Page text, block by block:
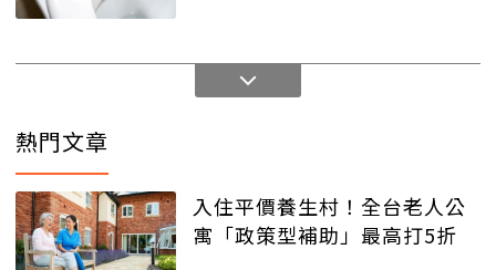
熱門文章
入住平價養生村！全台老人公
寓「政策型補助」最高打5折